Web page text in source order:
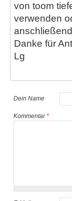
von toom
verwenden
Danke für
Lg
Dein Name
Kommentar*